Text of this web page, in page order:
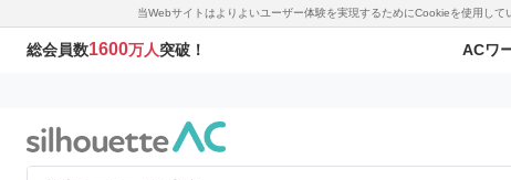
当Webサイトはよりよいユーザー体験を実現するためにCookieを使用し
総会員数1600万人突破！ ACワ